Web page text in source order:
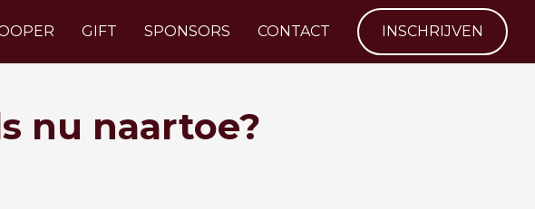
GIFT SPONSORS CONTACT INSCHRIJVEN
nu naartoe?